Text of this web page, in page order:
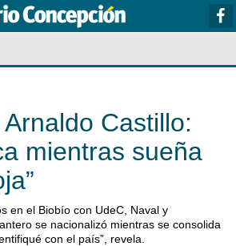
Castillo:
mientras sueña
en el Biobío con UdeC, Naval y
se nacionalizó mientras se consolida
con el país”, revela.